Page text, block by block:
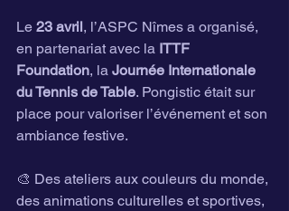
Le 23 avril, l’ASPC Nîmes a organisé,
en partenariat avec la ITTF
Foundation, la Journée Internationale
du Tennis de Table. Pongistic était sur
place pour valoriser l’événement et son
ambiance festive.
🎨 Des ateliers aux couleurs du monde,
des animations culturelles et sportives,